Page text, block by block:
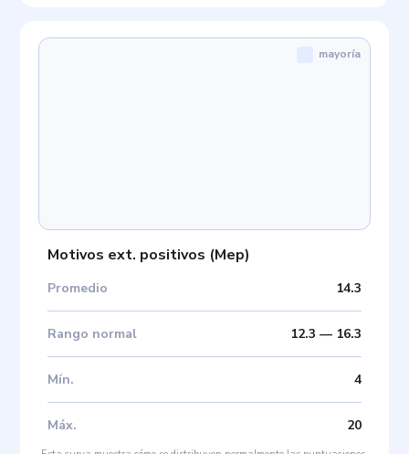
Motivos ext. positivos (Mep)
Promedio 14.3
Rango normal 12.3 — 16.3
Mín. 4
Máx. 20
mayoría